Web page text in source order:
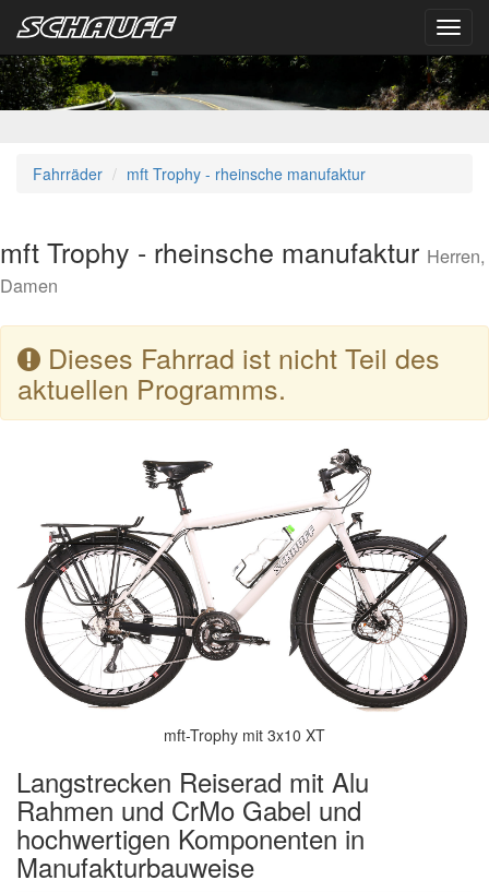
Fahrräder mft Trophy - rheinsche manufaktur
mft Trophy - rheinsche manufaktur Herren,
Damen
Dieses Fahrrad ist nicht Teil des
aktuellen Programms.
mft-Trophy mit 3x10 XT
Langstrecken Reiserad mit Alu
Rahmen und CrMo Gabel und
hochwertigen Komponenten in
Manufakturbauweise